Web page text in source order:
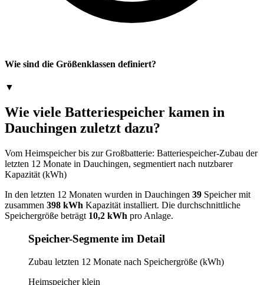
Wie sind die Größenklassen definiert?
▼
Wie viele Batteriespeicher kamen in
Dauchingen zuletzt dazu?
Vom Heimspeicher bis zur Großbatterie: Batteriespeicher-Zubau der
letzten 12 Monate in Dauchingen, segmentiert nach nutzbarer
Kapazität (kWh)
In den letzten 12 Monaten wurden in Dauchingen 39 Speicher mit
zusammen 398 kWh Kapazität installiert. Die durchschnittliche
Speichergröße beträgt 10,2 kWh pro Anlage.
Speicher-Segmente im Detail
Zubau letzten 12 Monate nach Speichergröße (kWh)
Heimspeicher klein